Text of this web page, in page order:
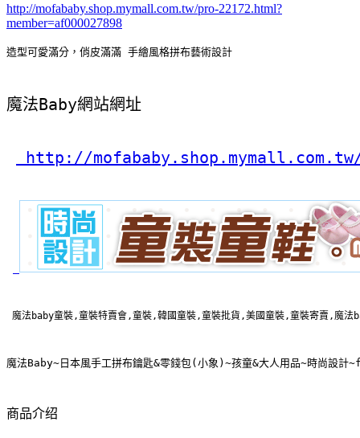
http://mofababy.shop.mymall.com.tw/pro-22172.html?
member=af000027898
造型可愛滿分，俏皮滿滿 手繪風格拼布藝術設計
魔法Baby網站網址
http://mofababy.shop.mymall.com.tw/
魔法baby童裝,童裝特賣會,童裝,韓國童裝,童裝批貨,美國童裝,童裝寄賣,魔
魔法Baby~日本風手工拼布鑰匙&零錢包(小象)~孩童&大人用品~時尚設計
商品介绍